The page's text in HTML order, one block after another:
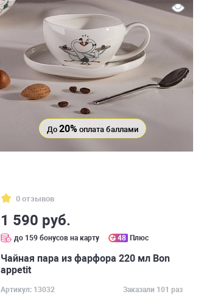
До 20% оплата баллами
0 отзывов
1 590 руб.
до 159 бонусов на карту 48 Плюс
Чайная пара из фарфора 220 мл Bon
appetit
Артикул: 13032
Заказали 101 раз